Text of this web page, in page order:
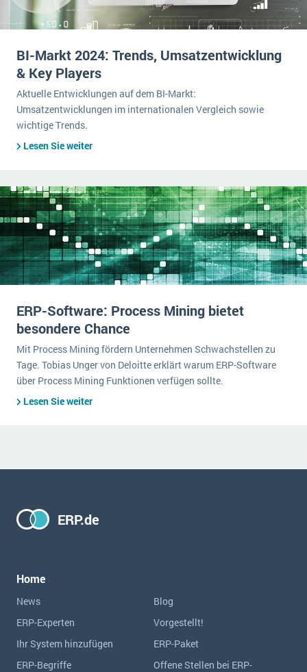
BI-Markt 2024: Trends, Umsatzentwicklung
& Key Players
Aktuelle Entwicklungen auf dem BI-Markt:
Umsatzentwicklungen im internationalen Vergleich sowie
wichtige Trends.
Lesen Sie weiter
ERP-Software: Process Mining bietet
besondere Chance
Mit Process Mining fördern Unternehmen Schwachstellen zu
Tage. Tobias Unger von Deloitte erklärt warum ERP-Software
über Process Mining Funktionen verfügen sollte.
Lesen Sie weiter
ERP.de
Home
News
Blog
ERP-Experten
Vorgestellt!
Ihr System hinzufügen
ERP-Paket
ERP-Begriffe
Offene Stellen bei ERP-